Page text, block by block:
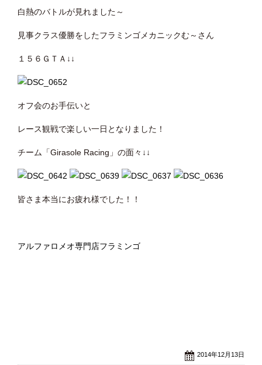
白熱のバトルが見れました～
見事クラス優勝をしたフラミンゴメカニックむ～さん
１５６ＧＴＡ↓↓
オフ会のお手伝いと
レース観戦で楽しい一日となりました！
チーム「Girasole Racing」の面々↓↓
皆さま本当にお疲れ様でした！！
アルファロメオ専門店フラミンゴ
2014年12月13日